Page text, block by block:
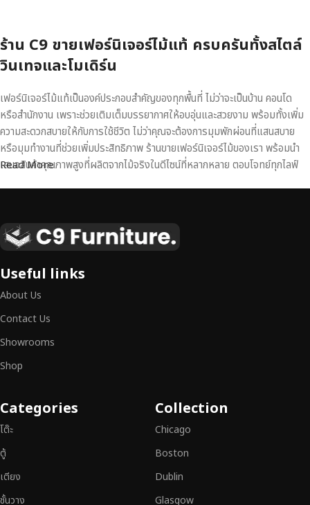
ร้าน C9 ขายเฟอร์นิเจอร์ไม้แท้ ครบครันทั้งสไตล์
วินเทจและโมเดิร์น
เฟอร์นิเจอร์ไม้แท้เป็นองค์ประกอบสำคัญของทุกพื้นที่ ไม่ว่าจะเป็นบ้าน คอนโด
หรือสำนักงาน เพราะช่วยเติมเต็มบรรยากาศให้อบอุ่นและสวยงาม พร้อมทั้งเพิ่ม
ความสะดวกสบายให้กับการใช้ชีวิต ไม่ว่าคุณจะต้องการมุมพักผ่อนที่แสนสบาย
หรือมุมทำงานที่ช่วยเพิ่มประสิทธิภาพ ร้านขายเฟอร์นิเจอร์ไม้ของเรา พร้อมนำ
เสนอสินค้าคุณภาพสูงที่ผลิตจากไม้จริงในดีไซน์ที่หลากหลาย ตอบโจทย์ทุกไลฟ์
เหนือระดับ
เฟอร์นิเจอร์ไม้ไม่ใช่เพียงของตกแต่ง แต่เป็นงานศิลปะที่สะท้อนถึงรสนิยมและ
สามารถผสานความสวยงาม ความแข็งแรง และการใช้งานที่ตอบโจทย์ทุกความ
ต้องการได้อย่างลงตัว เฟอร์นิเจอร์ทุกชิ้นของเราผลิตจากวัสดุคุณภาพสูง ผ่าน
การตรวจสอบมาตรฐานอย่างเคร่งครัด
สิก และการใช้งานที่ยาวนาน
ประกันคุณภาพและการบริการที่ดีที่สุด
Read More
Useful links
About Us
Contact Us
Showrooms
Shop
Categories
โต๊ะ
ตู้
เตียง
ชั้นวาง
Collection
Chicago
Boston
Dublin
Glasgow